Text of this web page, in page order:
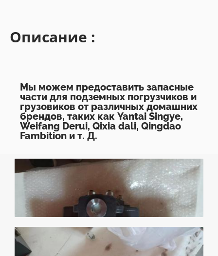
Описание :
Мы можем предоставить запасные
части для подземных погрузчиков и
грузовиков от различных домашних
брендов, таких как Yantai Singye,
Weifang Derui, Qixia dali, Qingdao
Fambition и т. Д.